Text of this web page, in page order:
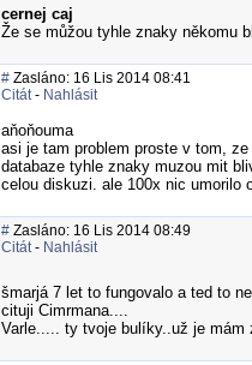
cernej caj
Že se můžou tyhle znaky někomu
# Zasláno: 16 Lis 2014 08:41
Citát- Nahlásit
aňoňouma
asi je tam problem proste v tom,
databaze tyhle znaky muzou mit
celou diskuzi. ale 100x nic umorilo
# Zasláno: 16 Lis 2014 08:49
Citát- Nahlásit
šmarjá 7 let to fungovalo a ted to
cituji Cimrmana....
Varle..... ty tvoje bulíky..už je mám